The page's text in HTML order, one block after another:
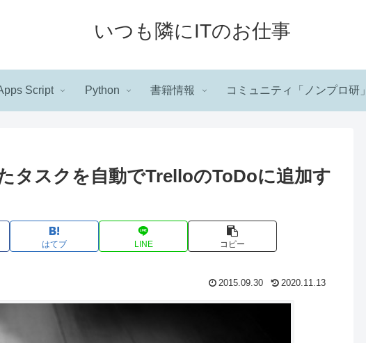
いつも隣にITのお仕事
Script Python 書籍情報 コミュニティ「ノンプロ研」
タスクを自動でTrelloのToDoに追加す
はてブ LINE コピー
2015.09.30 2020.11.13